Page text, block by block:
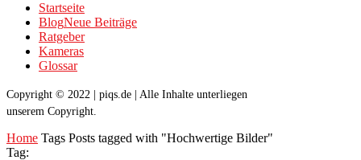
Startseite
BlogNeue Beiträge
Ratgeber
Kameras
Glossar
Copyright © 2022 | piqs.de | Alle Inhalte unterliegen
unserem Copyright.
Home Tags Posts tagged with "Hochwertige Bilder"
Tag: